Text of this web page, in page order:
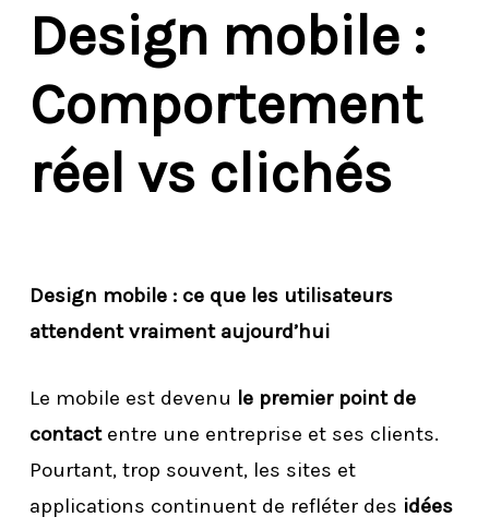
Design mobile :
Comportement
réel vs clichés
Design mobile : ce que les utilisateurs
attendent vraiment aujourd’hui
Le mobile est devenu le premier point de
contactentre une entreprise et ses clients.
Pourtant, trop souvent, les sites et
applications continuent de refléter des idées